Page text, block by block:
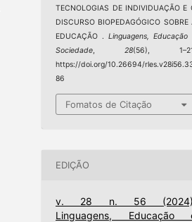
TECNOLOGIAS DE INDIVIDUAÇÃO E
DISCURSO BIOPEDAGÓGICO SOBRE
EDUCAÇÃO . Linguagens, Educação
Sociedade, 28(56),
https://doi.org/10.26694/
86
Fomatos de Citação
EDIÇÃO
v. 28 n. 56
Linguagens, Educação